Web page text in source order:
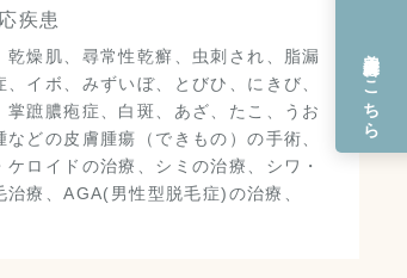
はこちら
疾患
燥肌、尋常性乾癬、虫刺され、脂漏
イボ、みずいぼ、とびひ、にきび、
蹠膿疱症、白斑、あざ、たこ、うお
どの皮膚腫瘍（できもの）の手術、
ロイドの治療、シミの治療、シワ・
療、AGA(男性型脱毛症)の治療、